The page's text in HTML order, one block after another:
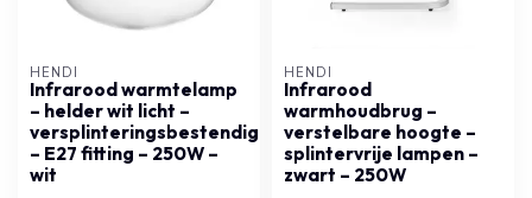
HENDI
Infrarood warmtelamp
– helder wit licht –
versplinteringsbestendig
– E27 fitting – 250W –
wit
HENDI
Infrarood
warmhoudbrug –
verstelbare hoogte –
splintervrije lampen –
zwart – 250W